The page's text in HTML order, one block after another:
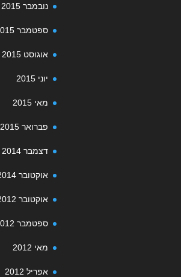
נובמבר 2015
ספטמבר 2015
אוגוסט 2015
יוני 2015
מאי 2015
פברואר 2015
דצמבר 2014
אוקטובר 2014
אוקטובר 2012
ספטמבר 2012
מאי 2012
אפריל 2012